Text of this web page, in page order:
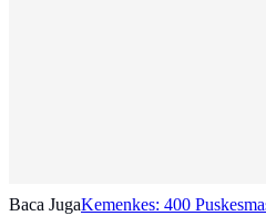
Baca JugaKemenkes: 400